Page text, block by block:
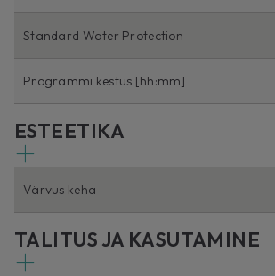
Standard Water Protection
Programmi kestus [hh:mm]
ESTEETIKA
Värvus keha
TALITUS JA KASUTAMINE